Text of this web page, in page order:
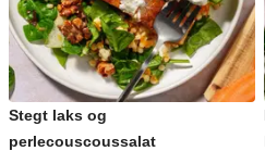
Stegt laks og
perlecouscoussalat